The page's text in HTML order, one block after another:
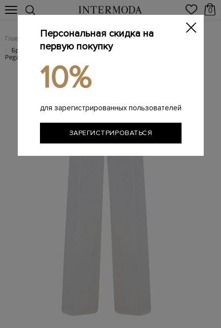
0
Главная Женщинам / Женская одежда / Женские брюки
/ Брюки из хлопкового габардина с двойными пуговицами
Pegaso
Персональная скидка на
первую покупку
10%
для зарегистрированных пользователей
ЗАРЕГИСТРИРОВАТЬСЯ